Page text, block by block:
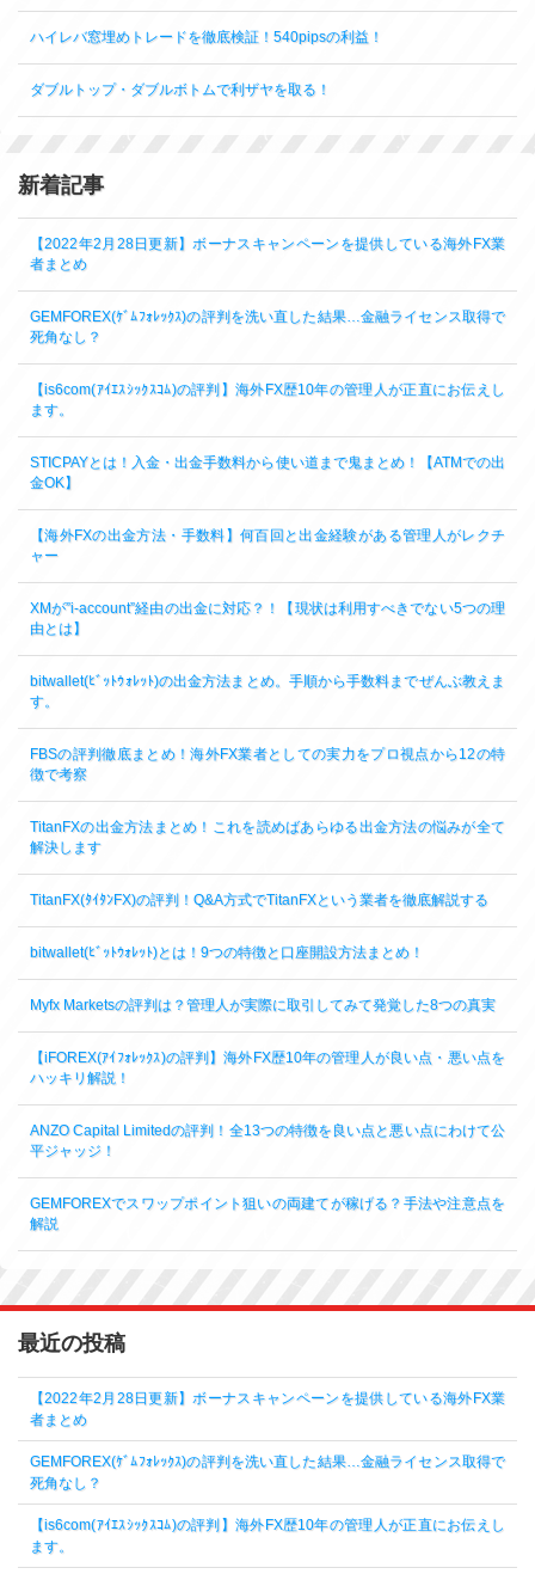
ハイレバ窓埋めトレードを徹底検証！540pipsの利益！
ダブルトップ・ダブルボトムで利ザヤを取る！
新着記事
【2022年2月28日更新】ボーナスキャンペーンを提供している海外FX業
者まとめ
GEMFOREX(ｹﾞﾑﾌｫﾚｯｸｽ)の評判を洗い直した結果…金融ライセンス取得で
死角なし？
【is6com(ｱｲｴｽｼｯｸｽｺﾑ)の評判】海外FX歴10年の管理人が正直にお伝えし
ます。
STICPAYとは！入金・出金手数料から使い道まで鬼まとめ！【ATMでの出
金OK】
【海外FXの出金方法・手数料】何百回と出金経験がある管理人がレクチ
ャー
XMが”i-account”経由の出金に対応？！【現状は利用すべきでない5つの理
由とは】
bitwallet(ﾋﾞｯﾄｳｫﾚｯﾄ)の出金方法まとめ。手順から手数料までぜんぶ教えま
す。
FBSの評判徹底まとめ！海外FX業者としての実力をプロ視点から12の特
徴で考察
TitanFXの出金方法まとめ！これを読めばあらゆる出金方法の悩みが全て
解決します
TitanFX(ﾀｲﾀﾝFX)の評判！Q&A方式でTitanFXという業者を徹底解説する
bitwallet(ﾋﾞｯﾄｳｫﾚｯﾄ)とは！9つの特徴と口座開設方法まとめ！
Myfx Marketsの評判は？管理人が実際に取引してみて発覚した8つの真実
【iFOREX(ｱｲﾌｫﾚｯｸｽ)の評判】海外FX歴10年の管理人が良い点・悪い点を
ハッキリ解説！
ANZO Capital Limitedの評判！全13つの特徴を良い点と悪い点にわけて公
平ジャッジ！
GEMFOREXでスワップポイント狙いの両建てが稼げる？手法や注意点を
解説
最近の投稿
【2022年2月28日更新】ボーナスキャンペーンを提供している海外FX業
者まとめ
GEMFOREX(ｹﾞﾑﾌｫﾚｯｸｽ)の評判を洗い直した結果…金融ライセンス取得で
死角なし？
【is6com(ｱｲｴｽｼｯｸｽｺﾑ)の評判】海外FX歴10年の管理人が正直にお伝えし
ます。